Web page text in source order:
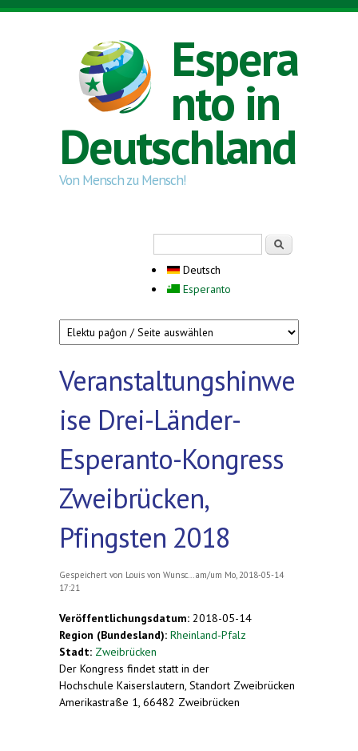
Direkt zum Inhalt
Espera
nto in
Deutschland
Von Mensch zu Mensch!
Deutsch
Esperanto
Veranstaltungshinwe
ise Drei-Länder-
Esperanto-Kongress
Zweibrücken,
Pfingsten 2018
Gespeichert von Louis von Wunsc...
am/um Mo, 2018-05-14
17:21
Veröffentlichungsdatum: 2018-05-14
Region (Bundesland): Rheinland-Pfalz
Stadt: Zweibrücken
Der Kongress findet statt in der
Hochschule Kaiserslautern, Standort Zweibrücken
Amerikastraße 1, 66482 Zweibrücken